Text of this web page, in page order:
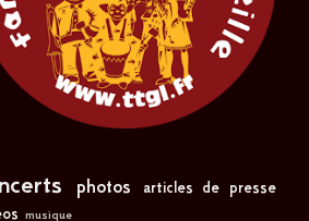
photos
articles de presse
musique